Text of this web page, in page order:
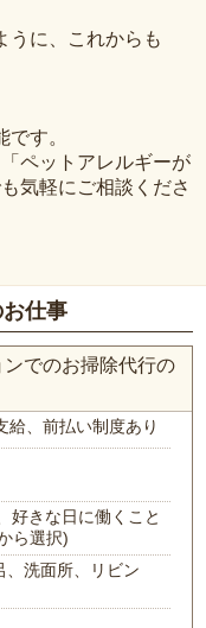
うに、これからも
す。
ペットアレルギーが
気軽にご相談くださ
仕事
でのお掃除代行の
給、前払い制度あり
好きな日に働くこと
ら選択)
、洗面所、リビン